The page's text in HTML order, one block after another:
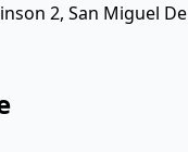
2, San Miguel